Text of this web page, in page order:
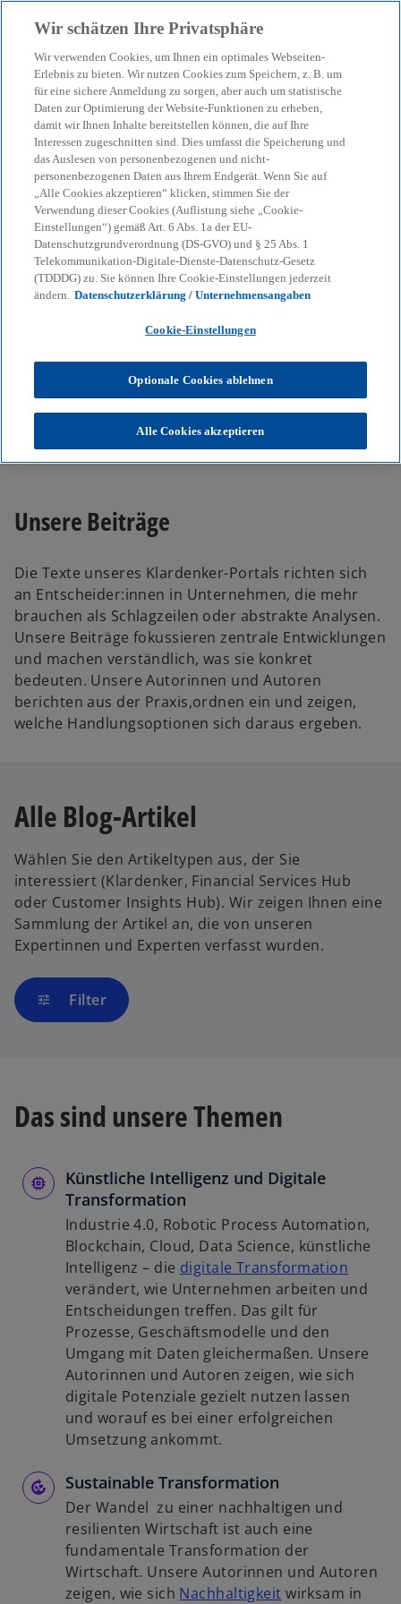
menu search
Unser Blog – Insights für
Ihre nächsten
Entscheidungen
Wir helfen Ihnen, den Überblick zu behalten
bei geopolitischen Verschiebungen, neuen
Unser Blog – Insights für Ihre nächsten Entscheidungen
Unsere Beiträge
Die Texte unseres Klardenker-Portals richten sich
an Entscheider:innen in Unternehmen, die mehr
brauchen als Schlagzeilen oder abstrakte Analysen.
Unsere Beiträge fokussieren zentrale Entwicklungen
und machen verständlich, was sie konkret
bedeuten. Unsere Autorinnen und Autoren
berichten aus der Praxis,ordnen ein und zeigen,
welche Handlungsoptionen sich daraus ergeben.
Alle Blog-Artikel
Wählen Sie den Artikeltypen aus, der Sie
interessiert (Klardenker, Financial Services Hub
oder Customer Insights Hub). Wir zeigen Ihnen eine
Sammlung der Artikel an, die von unseren
Expertinnen und Experten verfasst wurden.
tune Filter
Das sind unsere Themen
Künstliche Intelligenz und Digitale
Transformation
Industrie 4.0, Robotic Process Automation,
Blockchain, Cloud, Data Science, künstliche
Intelligenz – die digitale Transformation
i
i
n
e
e
n
verändert, wie Unternehmen arbeiten und
Entscheidungen treffen. Das gilt für
Prozesse, Geschäftsmodelle und den
Umgang mit Daten gleichermaßen. Unsere
Autorinnen und Autoren zeigen, wie sich
digitale Potenziale gezielt nutzen lassen
und worauf es bei einer erfolgreichen
Umsetzung ankommt.
Sustainable Transformation
Der Wandel zu einer nachhaltigen und
resilienten Wirtschaft ist auch eine
fundamentale Transformation der
Wirtschaft. Unsere Autorinnen und Autoren
zeigen, wie sich Nachhaltigkeitwwirksam in
Wir schätzen Ihre Privatsphäre
Wir verwenden Cookies, um Ihnen ein optimales Webseiten-
Erlebnis zu bieten. Wir nutzen Cookies zum Speichern, z. B. um
für eine sichere Anmeldung zu sorgen, aber auch um statistische
Daten zur Optimierung der Website-Funktionen zu erheben,
damit wir Ihnen Inhalte bereitstellen können, die auf Ihre
Interessen zugeschnitten sind. Dies umfasst die Speicherung und
das Auslesen von personenbezogenen und nicht-
personenbezogenen Daten aus Ihrem Endgerät. Wenn Sie auf
„Alle Cookies akzeptieren“ klicken, stimmen Sie der
Verwendung dieser Cookies (Auflistung siehe „Cookie-
Einstellungen“) gemäß Art. 6 Abs. 1a der EU-
Datenschutzgrundverordnung (DS-GVO) und § 25 Abs. 1
Telekommunikation-Digitale-Dienste-Datenschutz-Gesetz
(TDDDG) zu. Sie können Ihre Cookie-Einstellungen jederzeit
ändern. Datenschutzerklärung / Unternehmensangaben
Cookie-Einstellungen
Optionale Cookies ablehnen
Alle Cookies akzeptieren